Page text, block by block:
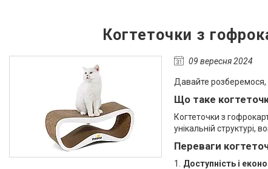
Когтеточки з
09 вересня 2024
Давайте розберемося,
Що таке
Когтеточки з
унікальній структурі,
Переваги
Доступність і